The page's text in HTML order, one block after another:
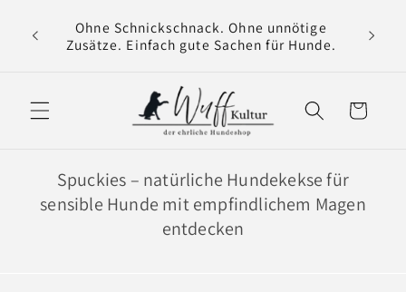
Inhalt
Ohne Schnickschnack. Ohne unnötige
Zusätze. Einfach gute Sachen für Hunde.
Wir
Warenkorb
Spuckies – natürliche Hundekekse für
sensible Hunde mit empfindlichem Magen
entdecken